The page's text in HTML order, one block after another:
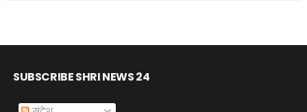
SUBSCRIBE SHRI NEWS 24